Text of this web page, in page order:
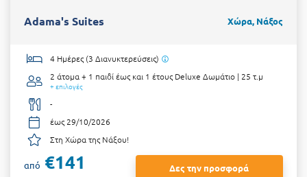
Adama's Suites Χώρα, Νάξος
4 Ημέρες (3 Διανυκτερεύσεις)
2 άτομα + 1 παιδί έως και 1 έτους Deluxe Δωμάτιο | 25 τ.μ
+ επιλογές
-
έως 29/10/2026
Στη Χώρα της Νάξου!
από €141 Δες την προσφορά